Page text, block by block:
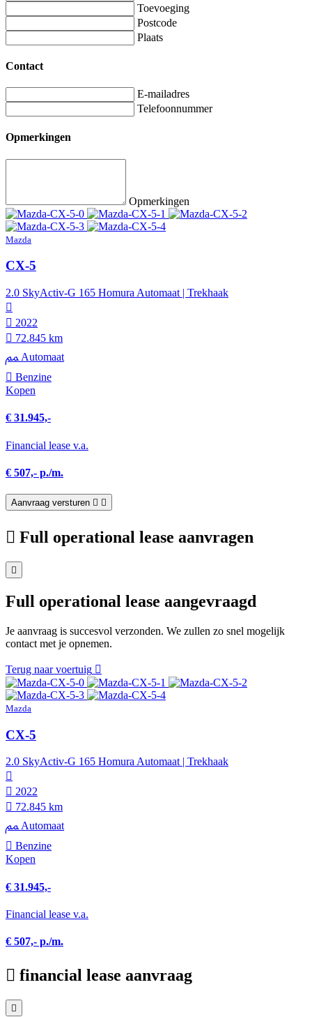
Toevoeging
Postcode
Plaats
Contact
E-mailadres
Telefoonnummer
Opmerkingen
Opmerkingen
Mazda
CX-5
2.0 SkyActiv-G 165 Homura Automaat | Trekhaak
2022
72.845 km
Automaat
Benzine
Kopen
€ 31.945,-
Financial lease v.a.
€ 507,- p./m.
Aanvraag versturen
Full operational lease aanvragen
Full operational lease aangevraagd
Je aanvraag is succesvol verzonden. We zullen zo snel mogelijk
contact met je opnemen.
Terug naar voertuig
Mazda
CX-5
2.0 SkyActiv-G 165 Homura Automaat | Trekhaak
2022
72.845 km
Automaat
Benzine
Kopen
€ 31.945,-
Financial lease v.a.
€ 507,- p./m.
financial lease aanvraag